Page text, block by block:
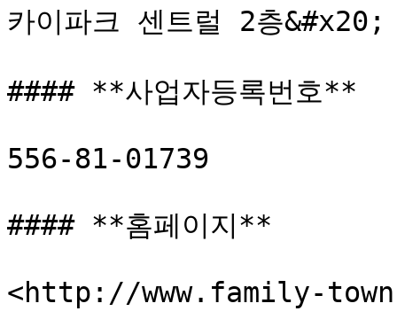
카이파크 센트럴 2층&#x20;
#### **사업자등록번호**
556-81-01739
#### **홈페이지**